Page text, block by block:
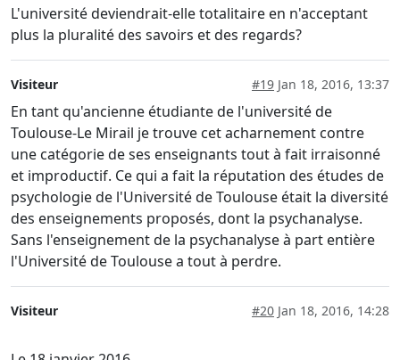
L'université deviendrait-elle totalitaire en n'acceptant
plus la pluralité des savoirs et des regards?
Visiteur #19 Jan 18, 2016, 13:37
En tant qu'ancienne étudiante de l'université de
Toulouse-Le Mirail je trouve cet acharnement contre
une catégorie de ses enseignants tout à fait irraisonné
et improductif. Ce qui a fait la réputation des études de
psychologie de l'Université de Toulouse était la diversité
des enseignements proposés, dont la psychanalyse.
Sans l'enseignement de la psychanalyse à part entière
l'Université de Toulouse a tout à perdre.
Visiteur #20 Jan 18, 2016, 14:28